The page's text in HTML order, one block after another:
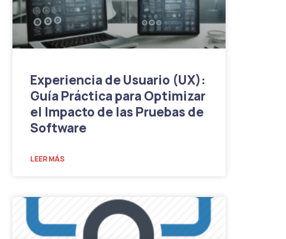
Experiencia de Usuario (UX):
Guía Práctica para Optimizar
el Impacto de las Pruebas de
Software
LEER MÁS